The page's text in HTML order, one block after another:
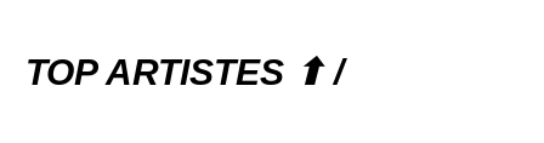
TOP ARTISTES ⬆ /